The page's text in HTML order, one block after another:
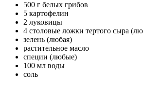
500 г белых грибов
5 картофелин
2 луковицы
4 столовые ложки тертого сыра
зелень (любая)
растительное масло
специи (любые)
100 мл воды
соль